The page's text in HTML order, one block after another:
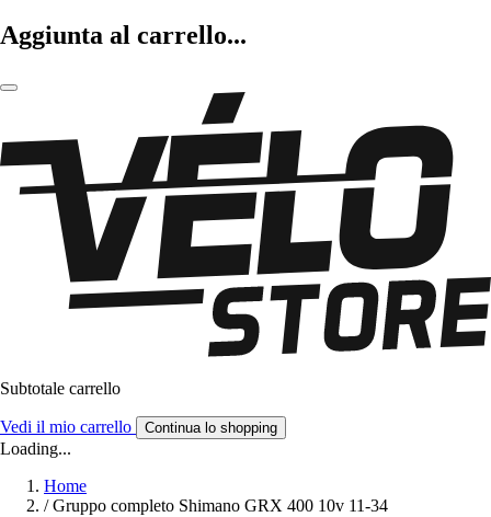
Aggiunta al carrello...
Subtotale carrello
Vedi il mio carrello Continua lo shopping
Loading...
Home
/ Gruppo completo Shimano GRX 400 10v 11-34